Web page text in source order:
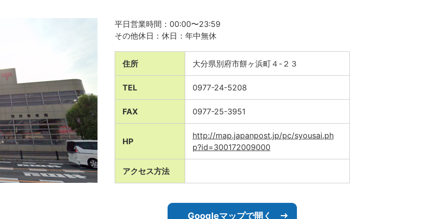
平日営業時間：00:00〜23:59
その他休日：休日：年中無休
住所 大分県別府市餅ヶ浜町４-２３
TEL 0977-24-5208
FAX 0977-25-3951
HP
http://map.japanpost.jp/pc/syousai.ph
p?id=300172009000
アクセス方法
Googleマップで開く